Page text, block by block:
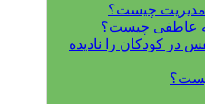
مدیریت چیست؟
عاطفی چیست؟
در کودکان را نادیده